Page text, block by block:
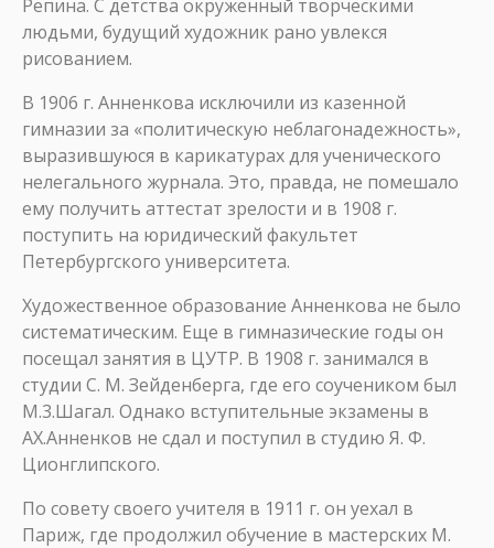
Репина. С детства окруженный творческими
людьми, будущий художник рано увлекся
рисованием.
В 1906 г. Анненкова исключили из казенной
гимназии за «политическую неблагонадежность»,
выразившуюся в карикатурах для ученического
нелегального журнала. Это, правда, не помешало
ему получить аттестат зрелости и в 1908 г.
поступить на юридический факультет
Петербургского университета.
Художественное образование Анненкова не было
систематическим. Еще в гимназические годы он
посещал занятия в ЦУТР. В 1908 г. занимался в
студии С. М. Зейденберга, где его соучеником был
М.3.Шагал. Однако вступительные экзамены в
АХ.Анненков не сдал и поступил в студию Я. Ф.
Ционглипского.
По совету своего учителя в 1911 г. он уехал в
Париж, где продолжил обучение в мастерских М.